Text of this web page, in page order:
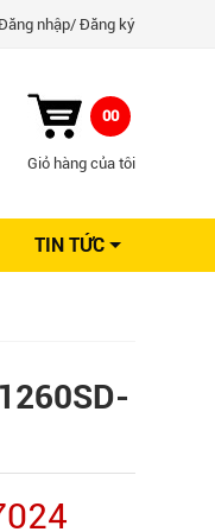
nhập Đăng ký
00
Giỏ hàng của tôi
TIN TỨC